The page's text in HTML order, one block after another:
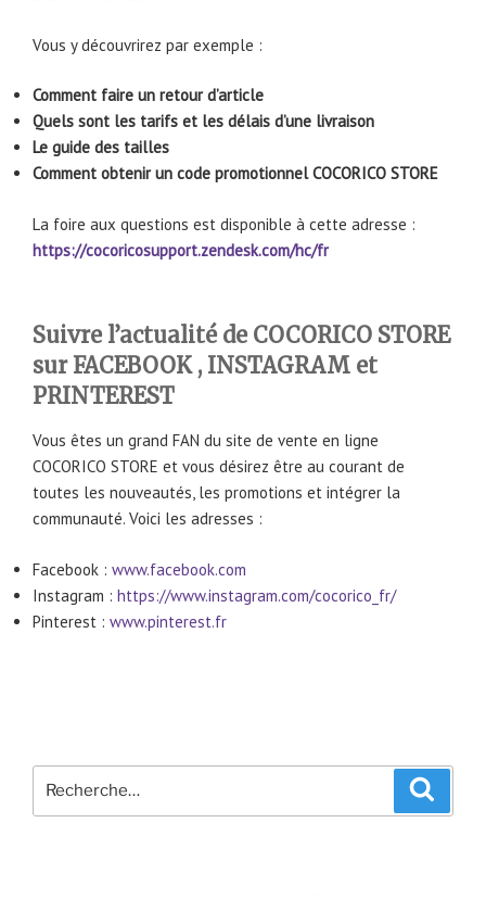
Vous y découvrirez par exemple :
Comment faire un retour d’article
Quels sont les tarifs et les délais d’une livraison
Le guide des tailles
Comment obtenir un code promotionnel COCORICO STORE
La foire aux questions est disponible à cette adresse :
https://cocoricosupport.zendesk.com/hc/fr
Suivre l’actualité de COCORICO STORE
sur FACEBOOK , INSTAGRAM et
PRINTEREST
Vous êtes un grand FAN du site de vente en ligne
COCORICO STORE et vous désirez être au courant de
toutes les nouveautés, les promotions et intégrer la
communauté. Voici les adresses :
Facebook : www.facebook.com
Instagram : https://www.instagram.com/cocorico_fr/
Pinterest : www.pinterest.fr
pour